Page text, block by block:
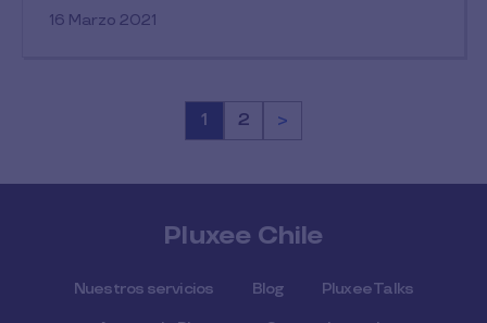
16 Marzo 2021
Página
1 Página
2 >
Pluxee Chile
Nuestros servicios Blog Pluxee Talks